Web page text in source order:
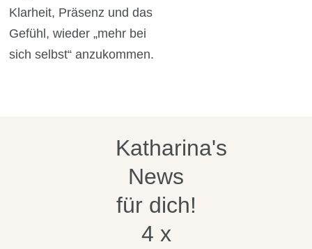
Klarheit, Präsenz und das
Gefühl, wieder „mehr bei
sich selbst“ anzukommen.
Katharina's
News
für dich!
4 x